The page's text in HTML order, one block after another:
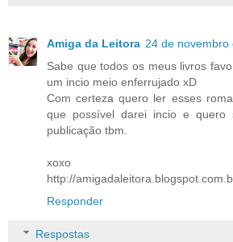
Amiga da Leitora 24 de
Sabe que todos os meus livros
um incio meio enferrujado xD
Com certeza quero ler esses
que possível darei incio e quero
publicação tbm.
xoxo
http://
Responder
Respostas